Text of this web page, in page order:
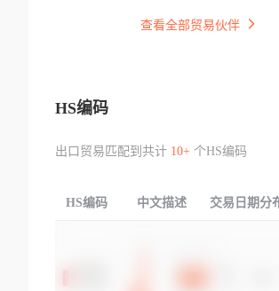
查看全部贸易伙伴
HS编码
出口贸易匹配到共计 10+个HS编码
HS编码 中文描述 交易日期分